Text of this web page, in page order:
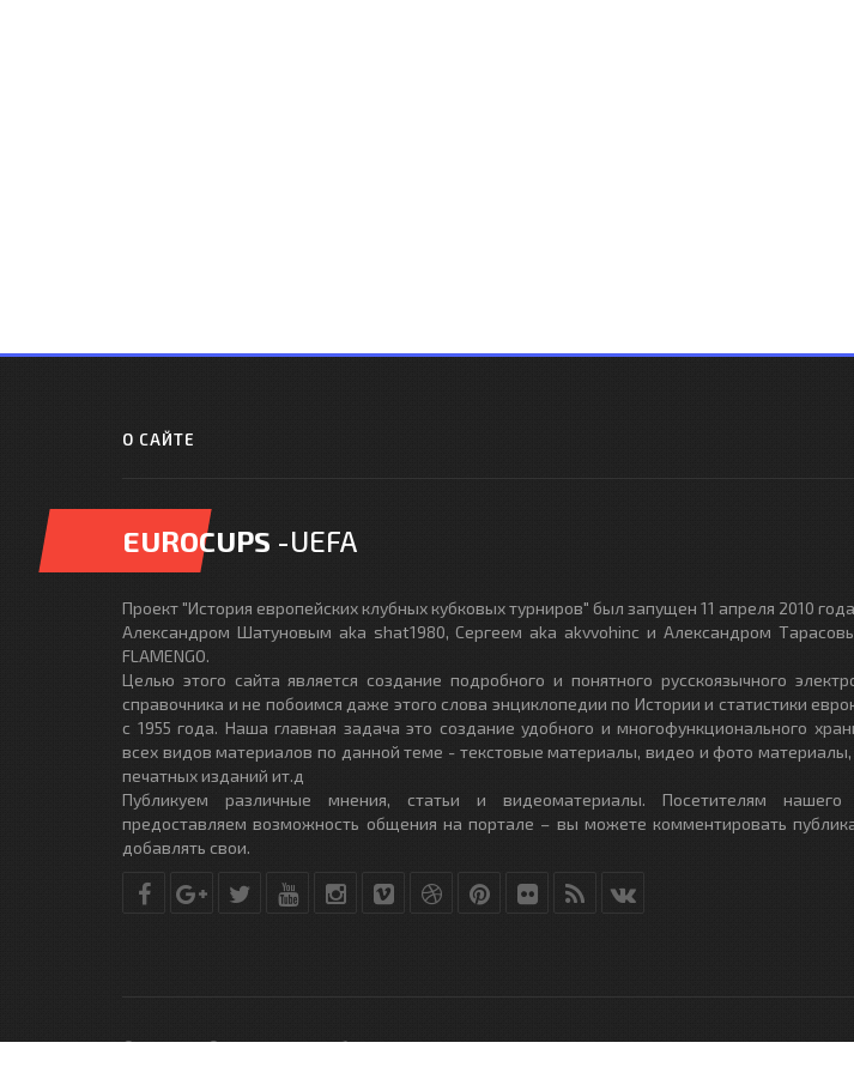
О САЙТЕ
EUROCUPS -UEFA
Проект "История европейских клубных кубковых турниров" был запущен 11 апреля 2010
Александром Шатуновым aka shat1980, Сергеем aka akvvohinc и Александром
FLAMENGO.
Целью этого сайта является создание подробного и понятного русскоязычного
справочника и не побоимся даже этого слова энциклопедии по Истории и статистики
с 1955 года. Наша главная задача это создание удобного и многофункционального
всех видов материалов по данной теме - текстовые материалы, видео и фото
печатных изданий ит.д
Публикуем различные мнения, статьи и видеоматериалы. Посетителям нашего
предоставляем возможность общения на портале – вы можете комментировать
добавлять свои.
© Copyright © 2010-2017. Разработано студиейDLE-THEME.RU- All Rights Reserved.